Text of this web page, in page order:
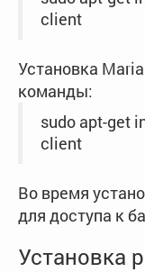
client
Установка
команды:
sudo apt-get
client
Во время
для доступа к
Установка